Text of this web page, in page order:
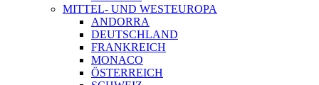
MITTEL- UND WESTEUROPA
ANDORRA
DEUTSCHLAND
FRANKREICH
MONACO
ÖSTERREICH